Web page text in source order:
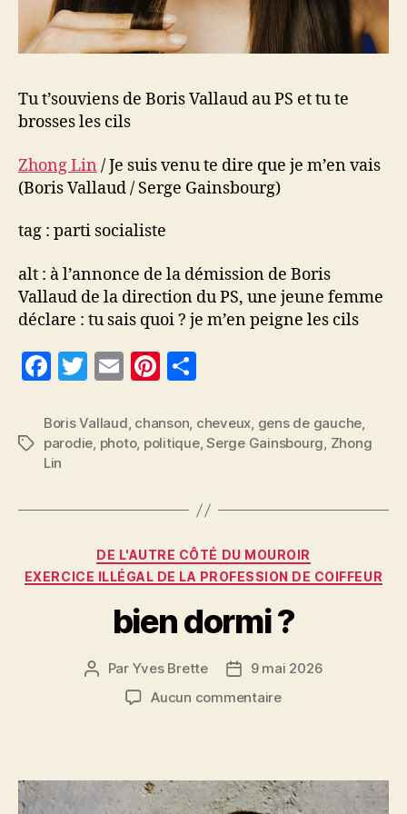
Tu t’souviens de Boris Vallaud au PS et tu te
brosses les cils
Zhong Lin / Je suis venu te dire que je m’en vais
(Boris Vallaud / Serge Gainsbourg)
tag : parti socialiste
alt : à l’annonce de la démission de Boris
Vallaud de la direction du PS, une jeune femme
déclare : tu sais quoi ? je m’en peigne les cils
F
c
e
o
k
T
itt
er
E
ai
l
Pi
er
es
rt
a
er
Étiquettes
Boris Vallaud, chanson, cheveux, gens de gauche,
parodie, photo, politique,Serge Gainsbourg, Zhong
Lin
Catégories
DE L'AUTRE CÔTÉ DU MOUROIR
EXERCICE ILLÉGAL DE LA PROFESSION DE COIFFEUR
bien dormi ?
Auteur
l’article
Par Yves Brette
Date9 mai 2026
Aucun commentairesur